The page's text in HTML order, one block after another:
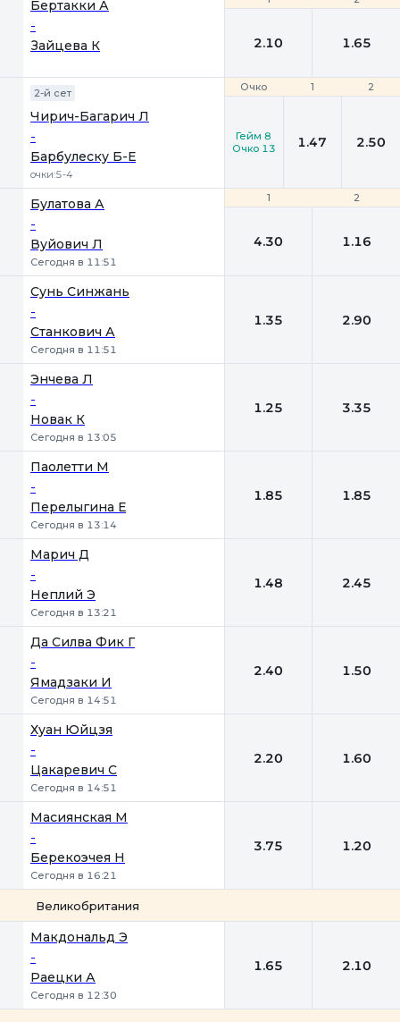
Бертакки А
-
Зайцева К 2.10 1.65
Очко 1 2
2-й сет
Чирич-Багарич Л
-
Барбулеску Б-Е
очки:5-4
Очко 1 2
Гейм 8
Очко 13
1.47 2.50
1 2
Булатова А
-
Вуйович Л
Сегодня в 11:51
1 2
4.30 1.16
Сунь Синжань
-
Станкович А
Сегодня в 11:51
1.35 2.90
Энчева Л
-
Новак К
Сегодня в 13:05
1.25 3.35
Паолетти М
-
Перелыгина Е
Сегодня в 13:14
1.85 1.85
Марич Д
-
Неплий Э
Сегодня в 13:21
1.48 2.45
Да Силва Фик Г
-
Ямадзаки И
Сегодня в 14:51
2.40 1.50
Хуан Юйцзя
-
Цакаревич С
Сегодня в 14:51
2.20 1.60
Масиянская М
-
Берекоэчея Н
Сегодня в 16:21
3.75 1.20
Великобритания
Макдональд Э
-
Раецки А
Сегодня в 12:30
1.65 2.10